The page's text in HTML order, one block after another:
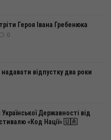
Героя Івана Гребенюка
0
відпустку два роки
Державності від
«Код Нації» 🇺🇦